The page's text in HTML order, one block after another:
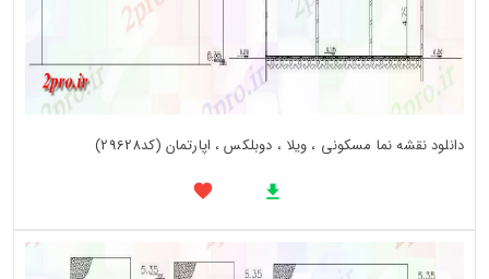
دانلود نقشه نما مسکونی ، ویلا ، دوبلکس ، اپارتمان (کد29628)